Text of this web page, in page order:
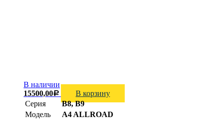
В наличии
15500,00Р
В корзину
Серия
B8, B9
Модель
A4 ALLROAD